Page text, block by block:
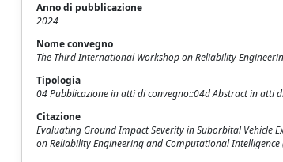
Anno di pubblicazione
2024
Nome convegno
The Third International Workshop on Reliability
Tipologia
04 Pubblicazione in atti di convegno::04d Abstract in atti
Citazione
Evaluating Ground Impact Severity in Suborbital Vehicle
on Reliability Engineering and Computational Intelligence